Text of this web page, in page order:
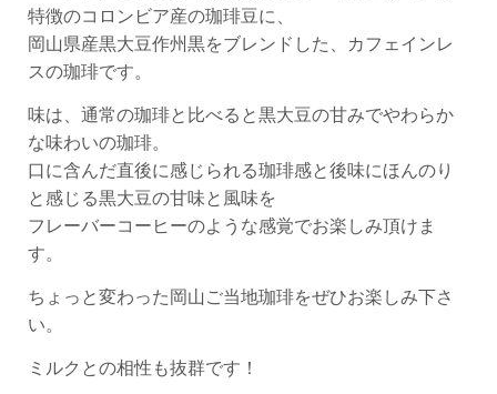
特徴のコロンビア産の珈琲豆に、
岡山県産黒大豆作州黒をブレンドした、カフェインレ
スの珈琲です。
味は、通常の珈琲と比べると黒大豆の甘みでやわらか
な味わいの珈琲。
口に含んだ直後に感じられる珈琲感と後味にほんのり
と感じる黒大豆の甘味と風味を
フレーバーコーヒーのような感覚でお楽しみ頂けま
す。
ちょっと変わった岡山ご当地珈琲をぜひお楽しみ下さ
い。
ミルクとの相性も抜群です！